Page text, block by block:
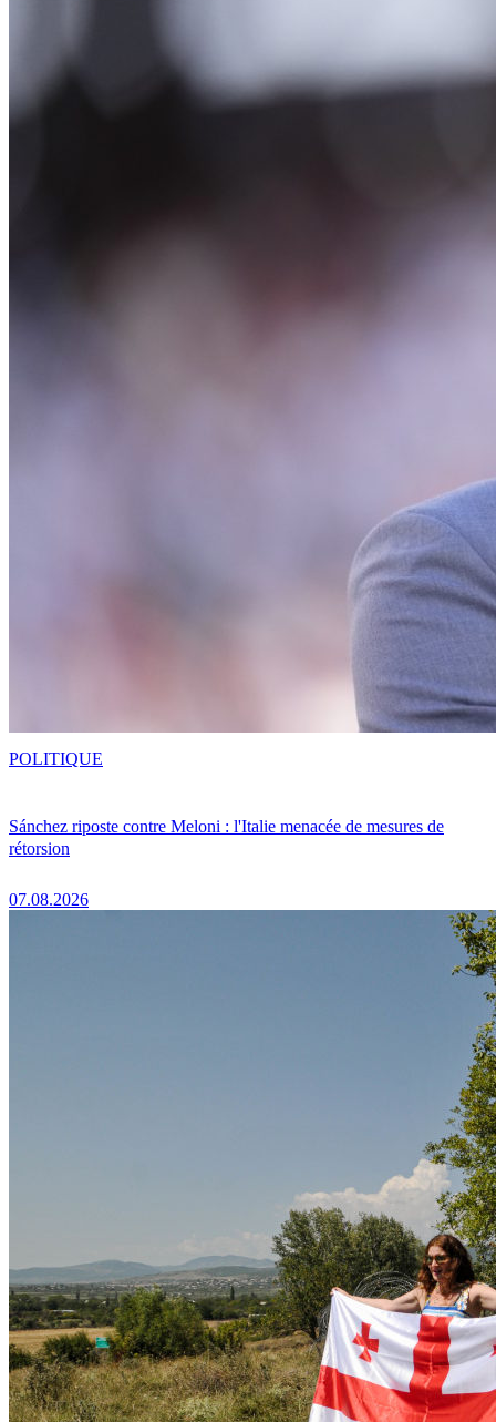
Sánchez riposte contre Meloni : l'Italie menacée de mesures de
rétorsion
07.08.2026
POLITIQUE